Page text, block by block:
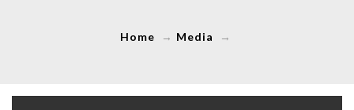
Home → Media →